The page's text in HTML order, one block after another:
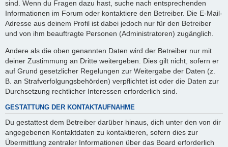
sind. Wenn du Fragen dazu hast, suche nach entsprechenden
Informationen im Forum oder kontaktiere den Betreiber. Die E-Mail-
Adresse aus deinem Profil ist dabei jedoch nur für den Betreiber
und von ihm beauftragte Personen (Administratoren) zugänglich.
Andere als die oben genannten Daten wird der Betreiber nur mit
deiner Zustimmung an Dritte weitergeben. Dies gilt nicht, sofern er
auf Grund gesetzlicher Regelungen zur Weitergabe der Daten (z.
B. an Strafverfolgungsbehörden) verpflichtet ist oder die Daten zur
Durchsetzung rechtlicher Interessen erforderlich sind.
GESTATTUNG DER KONTAKTAUFNAHME
Du gestattest dem Betreiber darüber hinaus, dich unter den von dir
angegebenen Kontaktdaten zu kontaktieren, sofern dies zur
Übermittlung zentraler Informationen über das Board erforderlich